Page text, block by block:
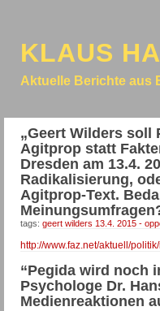
KLAUS
Aktuelle Berichte aus
„Geert Wilders soll
Agitprop statt
Dresden am 13.4.
Radikalisierung,
Agitprop-Text.
tags: geert wilders 13.4. 2015 -
http://www.faz.net/aktuell/
“Pegida wird noch
Psychologe Dr.
Medienreaktionen